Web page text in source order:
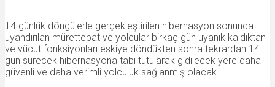
14 günlük döngülerle gerçekleştirilen hibernasyon sonunda
uyandırılan mürettebat ve yolcular birkaç gün uyanık kaldıktan
ve vücut fonksiyonları eskiye döndükten sonra tekrardan 14
gün sürecek hibernasyona tabi tutularak gidilecek yere daha
güvenli ve daha verimli yolculuk sağlanmış olacak.